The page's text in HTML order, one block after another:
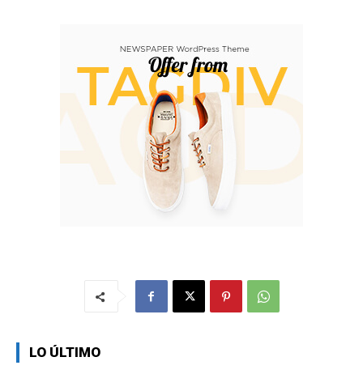
LO ÚLTIMO